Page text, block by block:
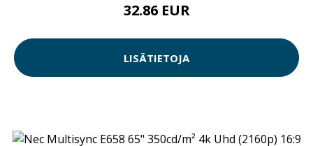
32.86 EUR
LISÄTIETOJA